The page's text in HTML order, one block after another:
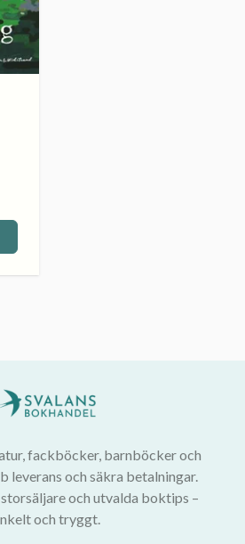
fackböcker, barnböcker och
leverans och säkra betalningar.
och utvalda boktips –
och tryggt.